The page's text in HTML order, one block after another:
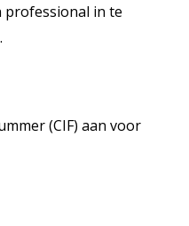
professional in te
(CIF) aan voor